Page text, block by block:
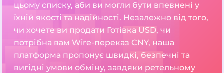
цьому списку, аби ви могли бути впевнені у
їхній якості та надійності. Незалежно від того,
чи хочете ви продати Готівка USD, чи
потрібна вам Wire-переказ CNY, наша
платформа пропонує швидкі, безпечні та
вигідні умови обміну, завдяки ретельному